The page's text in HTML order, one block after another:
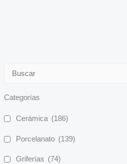
Categorías
Cerámica (186)
Porcelanato (139)
Griferías (74)